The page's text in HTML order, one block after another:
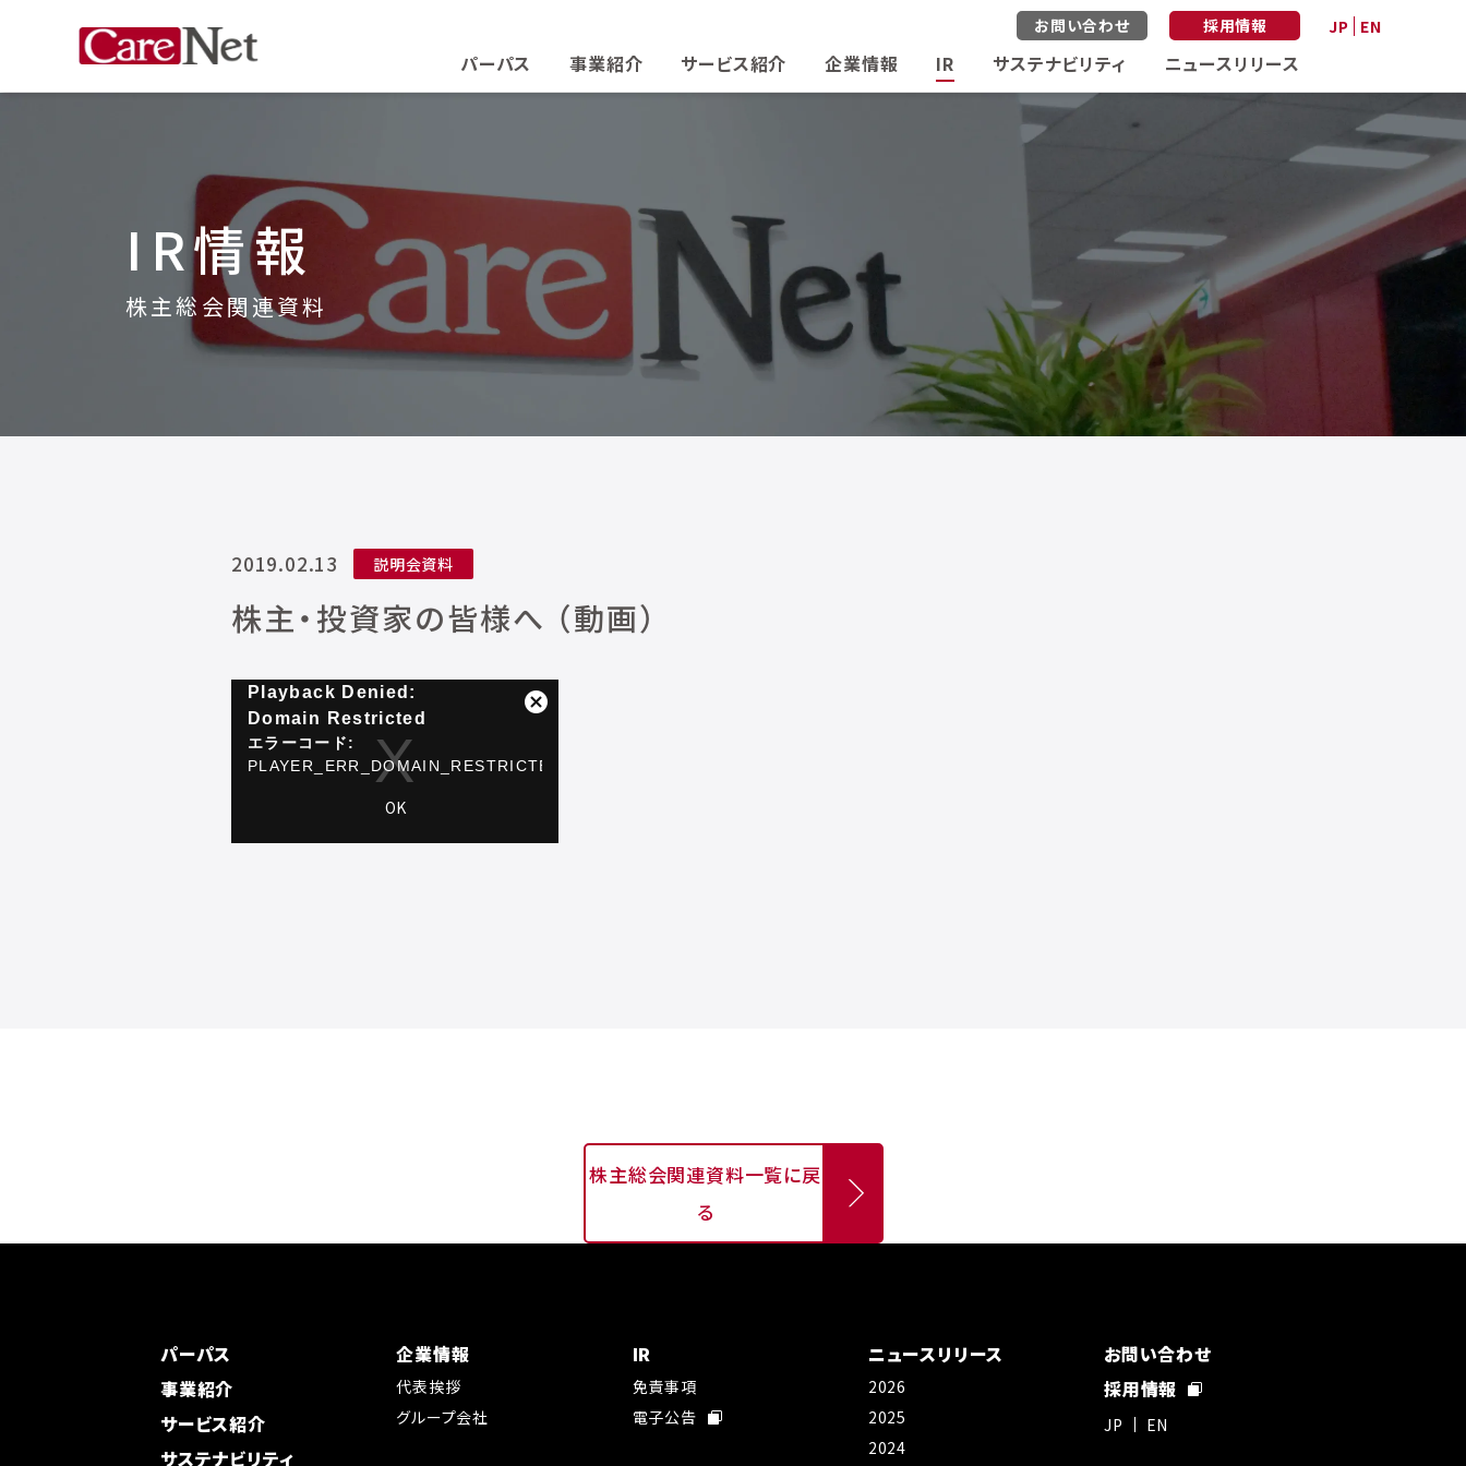
お問い合わせ 採用情報 JP EN
パーパス 事業紹介 サービス紹介 企業情報 IR サステナビリティ ニュースリリース
IR情報
株主総会関連資料
2019.02.13 説明会資料
株主・投資家の皆様へ （動画）
This
modal
window.
Playback Denied:
Domain Restricted
エラーコード:
PLAYER_ERR_DOMAIN_RESTRICTED
08:6658455dd9c741446494f1b5
OK
ダ
ア
株主総会関連資料一覧に戻
る
パーパス
事業紹介
サービス紹介
サステナビリティ
企業情報
代表挨拶
グループ会社
IR
免責事項
電子公告
ニュースリリース
2026
2025
2024
お問い合わせ
採用情報
JP EN